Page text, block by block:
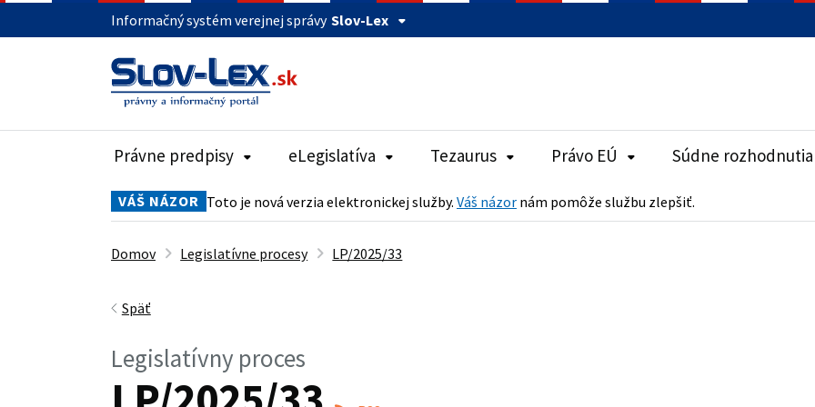
Informačný systém verejnej správy Slov-Lex
Právne predpisy eLegislatíva Tezaurus Právo EÚ Súdne rozhodnutia
VÁŠ NÁZOR Toto je nová verzia elektronickej služby. Váš názor nám pomôže službu zlepšiť.